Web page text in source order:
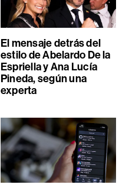
El mensaje detrás del
estilo de Abelardo De la
Espriella y Ana Lucía
Pineda, según una
experta